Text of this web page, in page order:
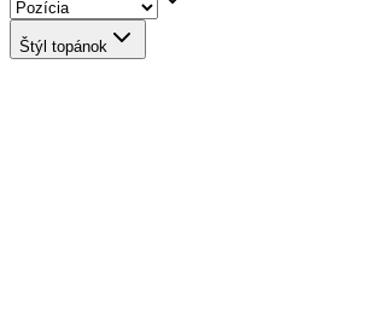
Štýl topánok